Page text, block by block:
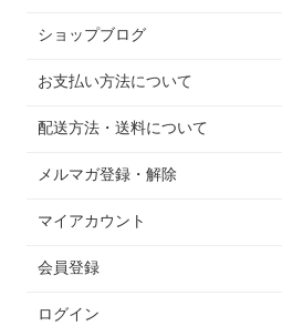
ショップブログ
お支払い方法について
配送方法・送料について
メルマガ登録・解除
マイアカウント
会員登録
ログイン